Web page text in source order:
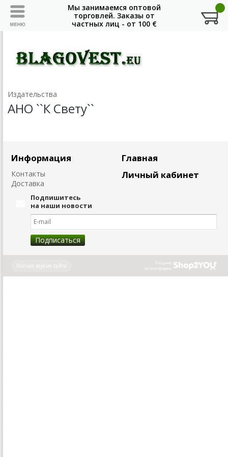
Издательства
АНО ``К Свету``
Информация
Контакты
Доставка
Главная
Личный кабинет
Подпишитесь
на наши новости
Создано
на платформе
Полная версия сайта